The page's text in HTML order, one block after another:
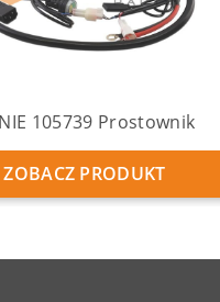
105739 Prostownik
ZOBACZ PRODUKT